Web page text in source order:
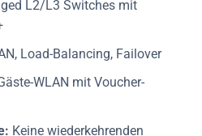
L2/L3 Switches mit
Load-Balancing, Failover
WLAN mit Voucher-
Keine wiederkehrenden